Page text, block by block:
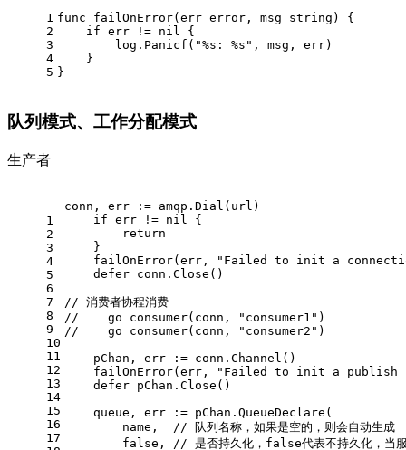
1
2
3
4
5
func failOnError(err error , msg string )
{
if err != nil {
        log.Panicf(
"%s: %s" , msg, err)
    }
}
队列模式、工作分配模式
生产者
1
2
3
4
5
6
7
8
9
10
11
12
13
14
15
16
17
conn, err := amqp.Dial(url)
if err != nil
{
return
    }
    failOnError(err,
"Failed to init a
defer conn.Close()
// 消费者协程消费
//    go consumer(conn, "consumer1")
//    go consumer(conn, "consumer2")
    pChan, err := conn.Channel()
    failOnError(err,
"Failed to init a publish
defer pChan.Close()
    queue, err := pChan.QueueDeclare(
        name,
// 队列名称，如果是空的，则会自动生成
false ,
// 是否持久化，false代表不持久化，当服